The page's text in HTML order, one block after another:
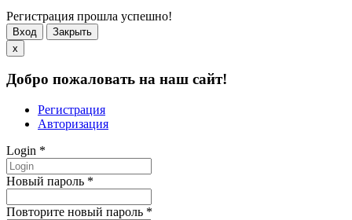
Регистрация прошла успешно!
Вход
Закрыть
x
Добро пожаловать на наш сайт!
Регистрация
Авторизация
Login *
Новый пароль *
Повторите новый пароль *